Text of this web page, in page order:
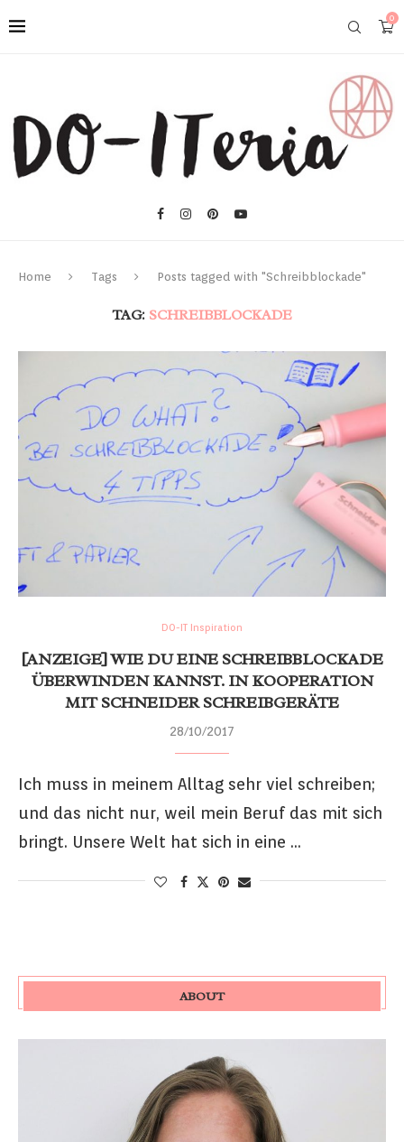
0
Home Tags Posts tagged with "Schreibblockade"
TAG: SCHREIBBLOCKADE
DO-IT Inspiration
[ANZEIGE] WIE DU EINE SCHREIBBLOCKADE
ÜBERWINDEN KANNST. IN KOOPERATION
MIT SCHNEIDER SCHREIBGERÄTE
28/10/2017
Ich muss in meinem Alltag sehr viel schreiben;
und das nicht nur, weil mein Beruf das mit sich
bringt. Unsere Welt hat sich in eine …
ABOUT